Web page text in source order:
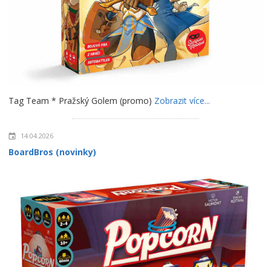
Tag Team * Pražský Golem (promo) Zobrazit více...
14.04.2026
BoardBros (novinky)